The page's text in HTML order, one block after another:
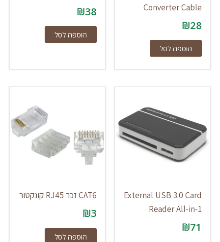
Converter Cable
₪28
הוספה לסל
₪38
הוספה לסל
External USB 3.0 Card
Reader All-in-1
₪71
CAT6 זכר RJ45 קונקטור
₪3
הוספה לסל